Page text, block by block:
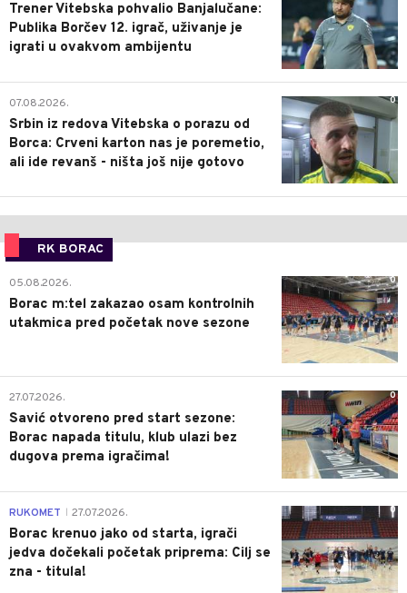
Trener Vitebska pohvalio Banjalučane:
Publika Borčev 12. igrač, uživanje je
igrati u ovakvom ambijentu
0
07.08.2026.
Srbin iz redova Vitebska o porazu od
Borca: Crveni karton nas je poremetio,
ali ide revanš - ništa još nije gotovo
RK BORAC
0
05.08.2026.
Borac m:tel zakazao osam kontrolnih
utakmica pred početak nove sezone
0
27.07.2026.
Savić otvoreno pred start sezone:
Borac napada titulu, klub ulazi bez
dugova prema igračima!
0
RUKOMET 27.07.2026.
Borac krenuo jako od starta, igrači
jedva dočekali početak priprema: Cilj se
zna - titula!